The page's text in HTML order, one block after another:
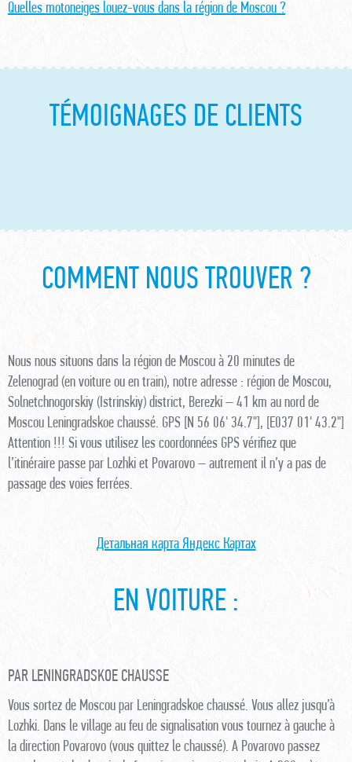
Quelles motoneiges louez-vous dans la région de Moscou ?
TÉMOIGNAGES DE CLIENTS
COMMENT NOUS TROUVER ?
Nous nous situons dans la région de Moscou à 20 minutes de
Zelenograd (en voiture ou en train), notre adresse : région de Moscou,
Solnetchnogorskiy (Istrinskiy) district, Berezki – 41 km au nord de
Moscou Leningradskoe chaussé. GPS [N 56 06' 34.7"], [E037 01' 43.2"]
Attention !!! Si vous utilisez les coordonnées GPS vérifiez que
l’itinéraire passe par Lozhki et Povarovo – autrement il n’y a pas de
passage des voies ferrées.
Детальная карта Яндекс Картах
EN VOITURE :
PAR LENINGRADSKOE CHAUSSE
Vous sortez de Moscou par Leningradskoe chaussé. Vous allez jusqu’à
Lozhki. Dans le village au feu de signalisation vous tournez à gauche à
la direction Povarovo (vous quittez le chaussé). A Povarovo passez